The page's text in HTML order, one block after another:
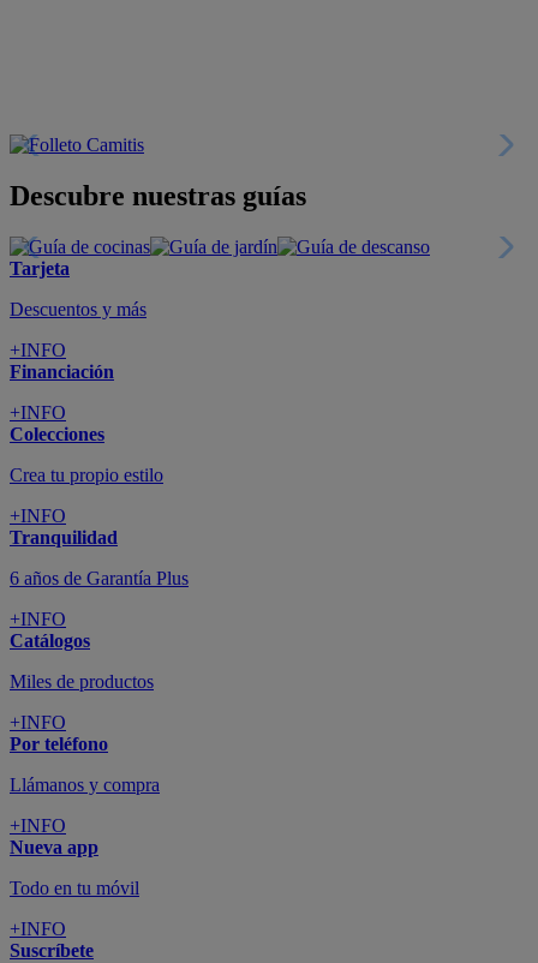
Descubre nuestras guías
Tarjeta
Descuentos y más
+INFO
Financiación
+INFO
Colecciones
Crea tu propio estilo
+INFO
Tranquilidad
6 años de Garantía Plus
+INFO
Catálogos
Miles de productos
+INFO
Por teléfono
Llámanos y compra
+INFO
Nueva app
Todo en tu móvil
+INFO
Suscríbete